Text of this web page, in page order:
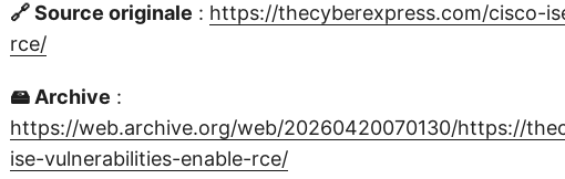
🔗 Source originale : https://thecyberexpress.com/cisco-
rce/
🖴 Archive :
https://web.archive.org/web/20260420070130/https://
ise-vulnerabilities-enable-rce/